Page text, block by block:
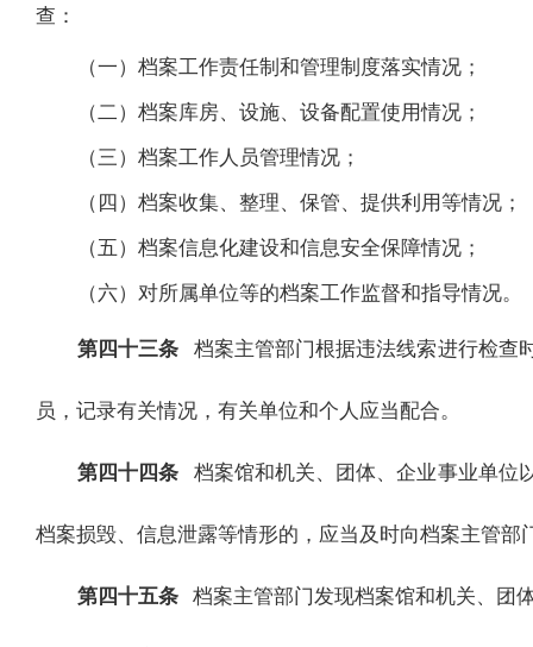
查：
（一）档案工作责任制和管理制度落实情况；
（二）档案库房、设施、设备配置使用情况；
（三）档案工作人员管理情况；
（四）档案收集、整理、保管、提供利用等情况；
（五）档案信息化建设和信息安全保障情况；
（六）对所属单位等的档案工作监督和指导情况。
第四十三条 档案主管部门根据违法线索进行检查
员，记录有关情况，有关单位和个人应当配合。
第四十四条 档案馆和机关、团体、企业事业单位
档案损毁、信息泄露等情形的，应当及时向档案主管部
第四十五条 档案主管部门发现档案馆和机关、团